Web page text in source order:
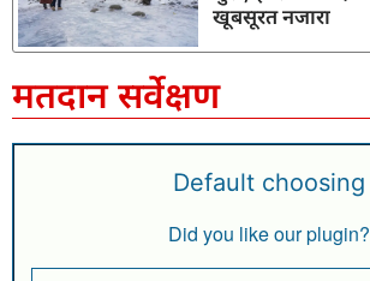
खूबसूरत नजारा
मतदान सर्वेक्षण
Default choosing
Did you like our plugin?